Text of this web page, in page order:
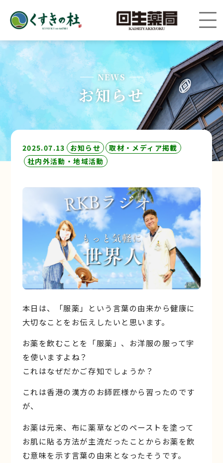
NEWS
お知らせ
2025.07.13 お知らせ
取材・メディア掲載
社内外活動・地域活動
本日は、「服薬」という言葉の由来から健康に
大切なことをお伝えしたいと思います。
お薬を飲むことを「服薬」、お洋服の服って字
を使いますよね？
これはなぜだかご存知でしょうか？
これは香港の漢方のお師匠様から習ったのです
が、
お薬は元来、布に薬草などのペーストを塗って
お肌に貼る方法が主流だったことからお薬を飲
む意味を示す言葉の由来となったそうです。